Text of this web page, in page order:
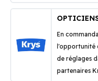
En
l'opportunité
de réglages
partenaires